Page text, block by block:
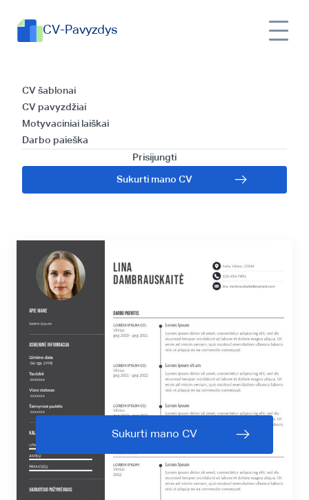
CV-Pavyzdys
CV šablonai
CV pavyzdžiai
Motyvaciniai laiškai
Darbo paieška
Prisijungti
Sukurti mano CV
Straipsnis apie CV
šabloną: kaip
Grantas rašytojas
parašo puikų CV
Sukurti mano CV